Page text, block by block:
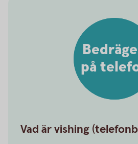
på
Vad är vishing